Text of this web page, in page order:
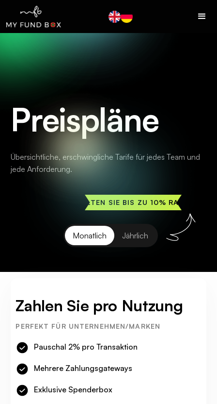
Preispläne
Übersichtliche, erschwingliche Tarife für jedes Team und
jede Anforderung.
ERHALTEN SIE BIS ZU 10% RABATT
Monatlich Jährlich
Zahlen Sie pro Nutzung
PERFEKT FÜR UNTERNEHMEN/MARKEN
Pauschal 2% pro Transaktion
Mehrere Zahlungsgateways
Exklusive Spenderbox